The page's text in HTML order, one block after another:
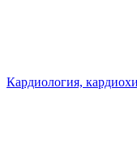
Кардиология,